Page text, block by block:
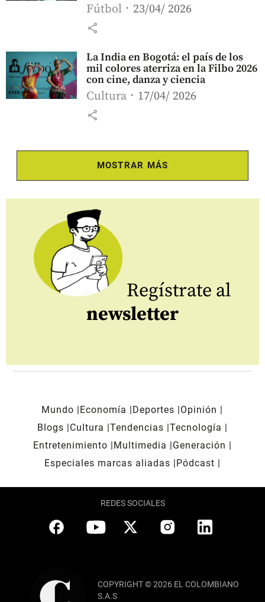
Fútbol 23/04/ 2026
share
La India en Bogotá: el país de los
mil colores aterriza en la Filbo 2026
con cine, danza y ciencia
Cultura 17/04/ 2026
share
MOSTRAR MÁS
Regístrate al
newsletter
Mundo Economía Deportes
Opinión
Blogs
Cultura Tendencias Tecnología
Entretenimiento
Multimedia
Generación
Especiales marcas aliadas
Pódcast
REDES SOCIALES
COPYRIGHT © 2026 EL COLOMBIANO
S.A.S